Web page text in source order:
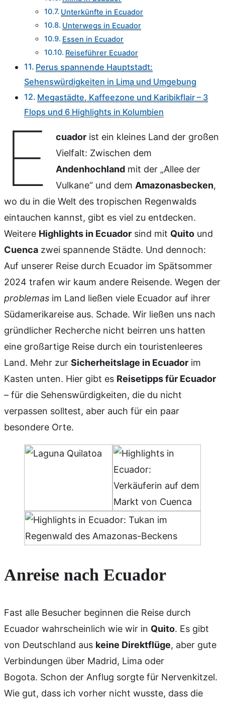
Unterkünfte in Ecuador
Unterwegs in Ecuador
Essen in Ecuador
Reiseführer Ecuador
Perus spannende Hauptstadt:
Sehenswürdigkeiten in Lima und Umgebung
Megastädte, Kaffeezone und Karibikflair – 3
Flops und 6 Highlights in Kolumbien
E cuador ist ein kleines Land der großen
Vielfalt: Zwischen dem
Andenhochland mit der „Allee der
Vulkane“ und dem Amazonasbecken,
wo du in die Welt des tropischen Regenwalds
eintauchen kannst, gibt es viel zu entdecken.
Weitere Highlights in Ecuador sind mit Quito und
Cuenca zwei spannende Städte. Und dennoch:
Auf unserer Reise durch Ecuador im Spätsommer
2024 trafen wir kaum andere Reisende. Wegen der
problemas im Land ließen viele Ecuador auf ihrer
Südamerikareise aus. Schade. Wir ließen uns nach
gründlicher Recherche nicht beirren uns hatten
eine großartige Reise durch ein touristenleeres
Land. Mehr zur Sicherheitslage in Ecuador im
Kasten unten. Hier gibt es Reisetipps für Ecuador
– für die Sehenswürdigkeiten, die du nicht
verpassen solltest, aber auch für ein paar
besondere Orte.
Anreise nach Ecuador
Fast alle Besucher beginnen die Reise durch
Ecuador wahrscheinlich wie wir in Quito. Es gibt
von Deutschland aus keine Direktflüge, aber gute
Verbindungen über Madrid, Lima oder
Bogota. Schon der Anflug sorgte für Nervenkitzel.
Wie gut, dass ich vorher nicht wusste, dass die